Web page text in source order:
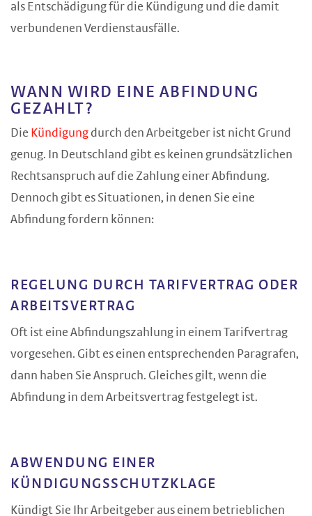
als Entschädigung für die Kündigung und die damit
verbundenen Verdienstausfälle.
WANN WIRD EINE ABFINDUNG
GEZAHLT?
Die Kündigung durch den Arbeitgeber ist nicht Grund
genug. In Deutschland gibt es keinen grundsätzlichen
Rechtsanspruch auf die Zahlung einer Abfindung.
Dennoch gibt es Situationen, in denen Sie eine
Abfindung fordern können:
REGELUNG DURCH TARIFVERTRAG ODER
ARBEITSVERTRAG
Oft ist eine Abfindungszahlung in einem Tarifvertrag
vorgesehen. Gibt es einen entsprechenden Paragrafen,
dann haben Sie Anspruch. Gleiches gilt, wenn die
Abfindung in dem Arbeitsvertrag festgelegt ist.
ABWENDUNG EINER
KÜNDIGUNGSSCHUTZKLAGE
Kündigt Sie Ihr Arbeitgeber aus einem betrieblichen